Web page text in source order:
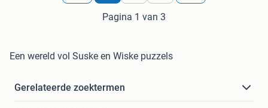
Pagina 1 van 3
Een wereld vol Suske en Wiske puzzels
Gerelateerde zoektermen